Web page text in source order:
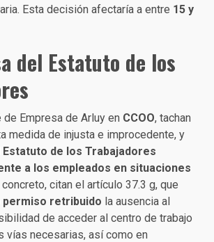
Esta decisión afectaría a entre 15 y
del Estatuto de los
Empresa de Arluy en CCOO, tachan
medida de injusta e improcedente, y
Estatuto de los Trabajadores
a los empleados en situaciones
concreto, citan el artículo 37.3 g, que
permiso retribuido la ausencia al
de acceder al centro de trabajo
vías necesarias, así como en